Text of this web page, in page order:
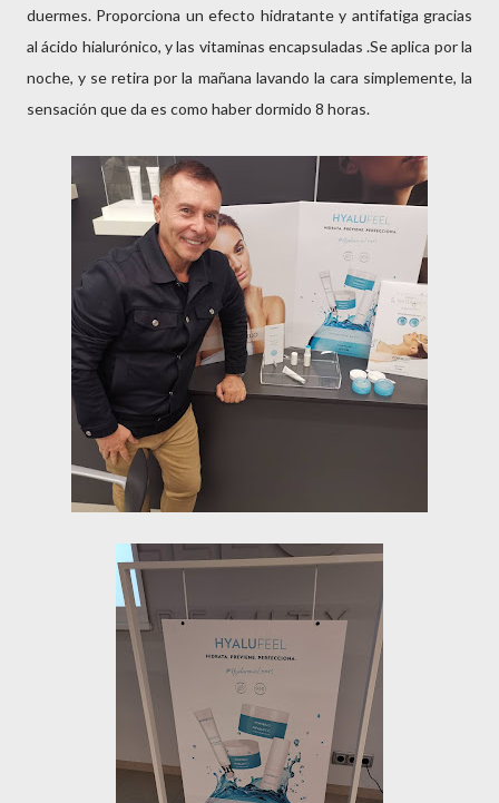
duermes. Proporciona un efecto hidratante y antifatiga gracias
al ácido hialurónico, y las vitaminas encapsuladas .Se aplica por la
noche, y se retira por la mañana lavando la cara simplemente, la
sensación que da es como haber dormido 8 horas.